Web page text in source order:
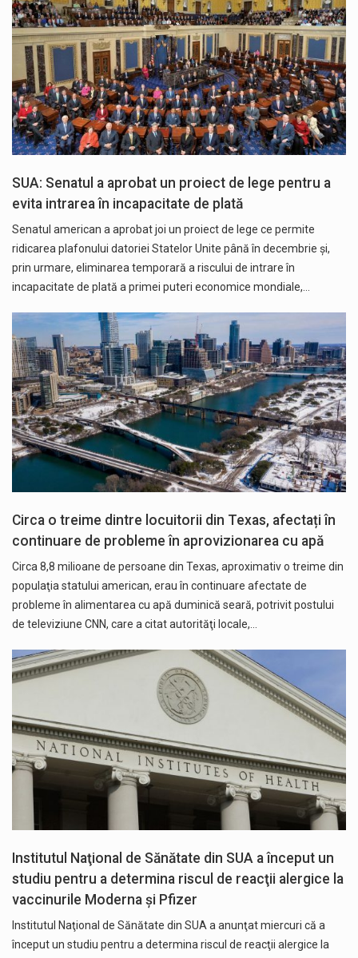
SUA: Senatul a aprobat un proiect de lege pentru a
evita intrarea în incapacitate de plată
Senatul american a aprobat joi un proiect de lege ce permite
ridicarea plafonului datoriei Statelor Unite până în decembrie şi,
prin urmare, eliminarea temporară a riscului de intrare în
incapacitate de plată a primei puteri economice mondiale,…
Circa o treime dintre locuitorii din Texas, afectați în
continuare de probleme în aprovizionarea cu apă
Circa 8,8 milioane de persoane din Texas, aproximativ o treime din
populaţia statului american, erau în continuare afectate de
probleme în alimentarea cu apă duminică seară, potrivit postului
de televiziune CNN, care a citat autorităţi locale,…
Institutul Naţional de Sănătate din SUA a început un
studiu pentru a determina riscul de reacţii alergice la
vaccinurile Moderna şi Pfizer
Institutul Naţional de Sănătate din SUA a anunţat miercuri că a
început un studiu pentru a determina riscul de reacţii alergice la